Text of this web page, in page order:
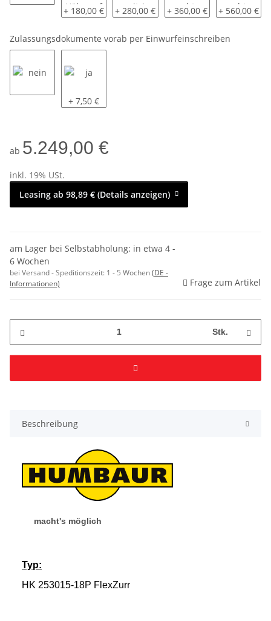
links und rechts, Höhe auf 85 cm
+ 180,00 € links und rechts, mit 1 Sperrbalken
+ 280,00 € 2 Reihen links und
+ 360,00 € 2 Reihen
+ 560,00 €
Zulassungsdokumente vorab per Einwurfeinschreiben
ja
+ 7,50 €
ab 5.249,00 €
inkl. 19% USt.
Leasing ab 98,89 € (Details anzeigen)
am Lager bei Selbstabholung: in etwa 4 -
6 Wochen
bei Versand - Speditionszeit: 1 - 5 Wochen(DE -
Informationen)
Frage zum Artikel
Stk.
Beschreibung
macht's möglich
Typ:
HK 253015-18P FlexZurr